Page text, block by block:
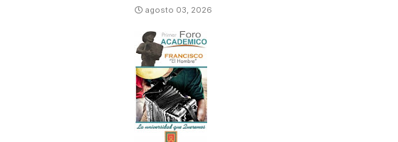
agosto 03, 2026